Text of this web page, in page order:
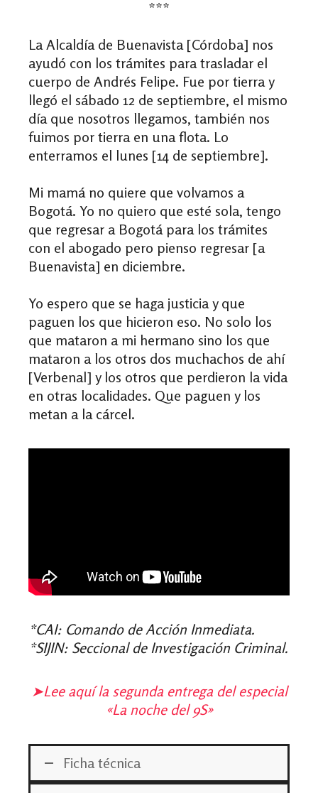
***
La Alcaldía de Buenavista [Córdoba] nos
ayudó con los trámites para trasladar el
cuerpo de Andrés Felipe. Fue por tierra y
llegó el sábado 12 de septiembre, el mismo
día que nosotros llegamos, también nos
fuimos por tierra en una flota. Lo
enterramos el lunes [14 de septiembre].
Mi mamá no quiere que volvamos a
Bogotá. Yo no quiero que esté sola, tengo
que regresar a Bogotá para los trámites
con el abogado pero pienso regresar [a
Buenavista] en diciembre.
Yo espero que se haga justicia y que
paguen los que hicieron eso. No solo los
que mataron a mi hermano sino los que
mataron a los otros dos muchachos de ahí
[Verbenal] y los otros que perdieron la vida
en otras localidades. Que paguen y los
metan a la cárcel.
*CAI: Comando de Acción Inmediata.
*SIJIN: Seccional de Investigación Criminal.
➤Lee aquí la segunda entrega del especial
«La noche del 9S»
Ficha técnica